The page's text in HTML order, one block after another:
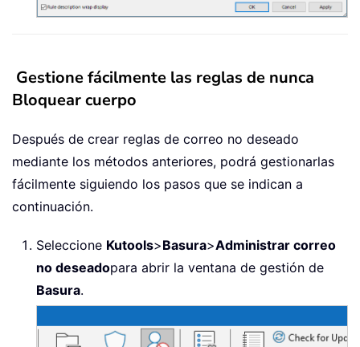
Gestione fácilmente las reglas de nunca
Bloquear cuerpo
Después de crear reglas de correo no deseado
mediante los métodos anteriores, podrá gestionarlas
fácilmente siguiendo los pasos que se indican a
continuación.
Seleccione Kutools>Basura>Administrar correo
no deseadopara abrir la ventana de gestión de
Basura.